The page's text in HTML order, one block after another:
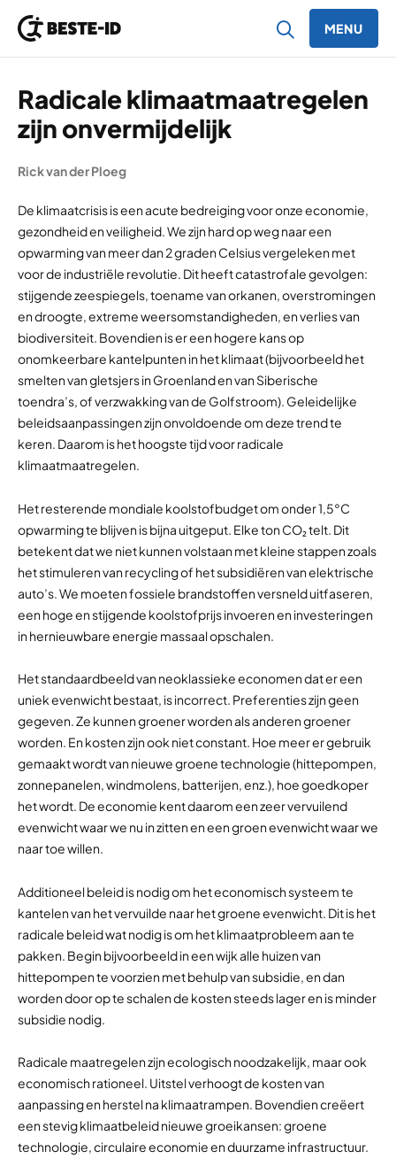
MENU
Radicale klimaatmaatregelen
zijn onvermijdelijk
Rick van der Ploeg
De klimaatcrisis is een acute bedreiging voor onze economie,
gezondheid en veiligheid. We zijn hard op weg naar een
opwarming van meer dan 2 graden Celsius vergeleken met
voor de industriële revolutie. Dit heeft catastrofale gevolgen:
stijgende zeespiegels, toename van orkanen, overstromingen
en droogte, extreme weersomstandigheden, en verlies van
biodiversiteit. Bovendien is er een hogere kans op
onomkeerbare kantelpunten in het klimaat (bijvoorbeeld het
smelten van gletsjers in Groenland en van Siberische
toendra’s, of verzwakking van de Golfstroom). Geleidelijke
beleidsaanpassingen zijn onvoldoende om deze trend te
keren. Daarom is het hoogste tijd voor radicale
klimaatmaatregelen.
Het resterende mondiale koolstofbudget om onder 1,5°C
opwarming te blijven is bijna uitgeput. Elke ton CO₂ telt. Dit
betekent dat we niet kunnen volstaan met kleine stappen zoals
het stimuleren van recycling of het subsidiëren van elektrische
auto’s. We moeten fossiele brandstoffen versneld uitfaseren,
een hoge en stijgende koolstofprijs invoeren en investeringen
in hernieuwbare energie massaal opschalen.
Het standaardbeeld van neoklassieke economen dat er een
uniek evenwicht bestaat, is incorrect. Preferenties zijn geen
gegeven. Ze kunnen groener worden als anderen groener
worden. En kosten zijn ook niet constant. Hoe meer er gebruik
gemaakt wordt van nieuwe groene technologie (hittepompen,
zonnepanelen, windmolens, batterijen, enz.), hoe goedkoper
het wordt. De economie kent daarom een zeer vervuilend
evenwicht waar we nu in zitten en een groen evenwicht waar we
naar toe willen.
Additioneel beleid is nodig om het economisch systeem te
kantelen van het vervuilde naar het groene evenwicht. Dit is het
radicale beleid wat nodig is om het klimaatprobleem aan te
pakken. Begin bijvoorbeeld in een wijk alle huizen van
hittepompen te voorzien met behulp van subsidie, en dan
worden door op te schalen de kosten steeds lager en is minder
subsidie nodig.
Radicale maatregelen zijn ecologisch noodzakelijk, maar ook
economisch rationeel. Uitstel verhoogt de kosten van
aanpassing en herstel na klimaatrampen. Bovendien creëert
een stevig klimaatbeleid nieuwe groeikansen: groene
technologie, circulaire economie en duurzame infrastructuur.